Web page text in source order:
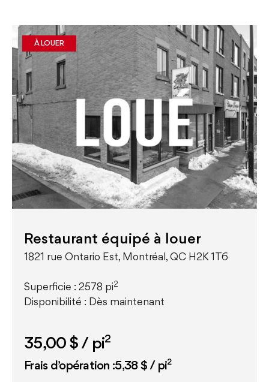
À LOUER
Restaurant équipé à louer
1821 rue Ontario Est, Montréal, QC H2K 1T6
Superficie : 2578 pi2
Disponibilité : Dès maintenant
35,00 $/ pi2
Frais d’opération :5,38 $ / pi2